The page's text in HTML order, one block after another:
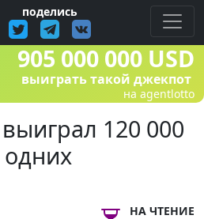
поделись
905 000 000 USD
выиграть такой джекпот
на agentlotto
120 000
НА ЧТЕНИЕ